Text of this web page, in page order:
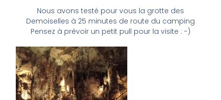
Nous avons testé pour vous la grotte des
Demoiselles à 25 minutes de route du camping
Pensez à prévoir un petit pull pour la visite : -)